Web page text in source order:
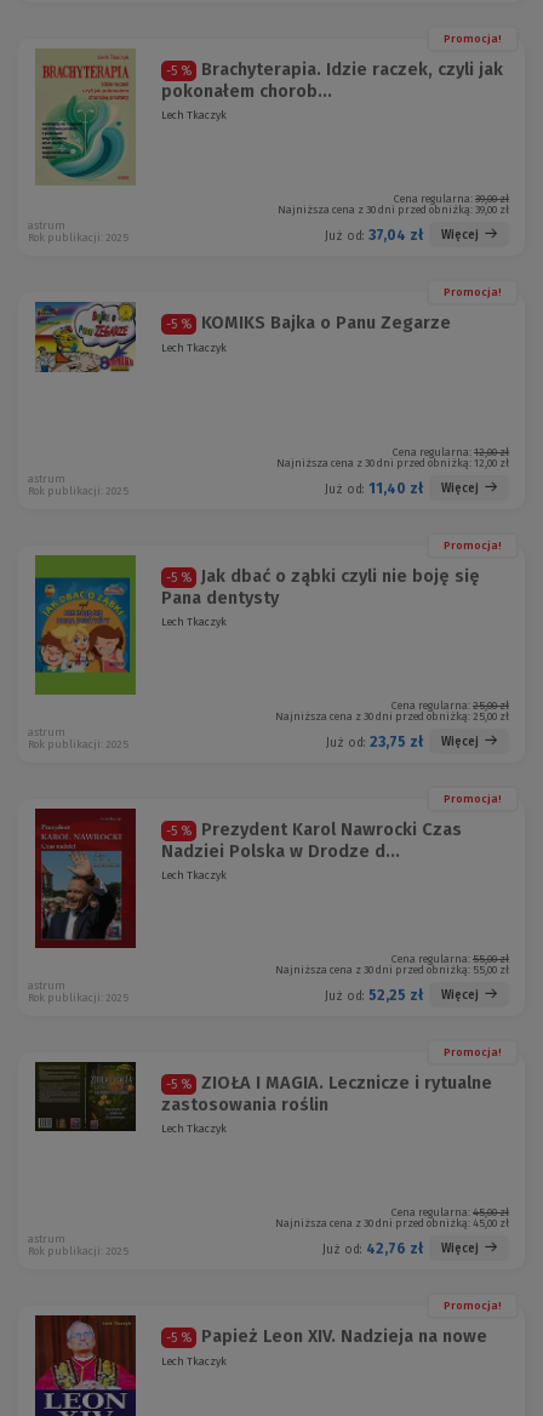
Promocja!
-5 %
Brachyterapia. Idzie raczek, czyli jak
pokonałem chorob...
Lech Tkaczyk
Cena regularna: 39,00 zł
Najniższa cena z 30 dni przed obniżką: 39,00 zł
Już od: 37,04 zł Więcej
astrum
Rok publikacji: 2025
Promocja!
-5 % KOMIKS Bajka o Panu Zegarze
Lech Tkaczyk
Cena regularna: 12,00 zł
Najniższa cena z 30 dni przed obniżką: 12,00 zł
Już od: 11,40 zł Więcej
astrum
Rok publikacji: 2025
Promocja!
-5 %
Jak dbać o ząbki czyli nie boję się
Pana dentysty
Lech Tkaczyk
Cena regularna: 25,00 zł
Najniższa cena z 30 dni przed obniżką: 25,00 zł
Już od: 23,75 zł Więcej
astrum
Rok publikacji: 2025
Promocja!
-5 %
Prezydent Karol Nawrocki Czas
Nadziei Polska w Drodze d...
Lech Tkaczyk
Cena regularna: 55,00 zł
Najniższa cena z 30 dni przed obniżką: 55,00 zł
Już od: 52,25 zł Więcej
astrum
Rok publikacji: 2025
Promocja!
-5 %
ZIOŁA I MAGIA. Lecznicze i rytualne
zastosowania roślin
Lech Tkaczyk
Cena regularna: 45,00 zł
Najniższa cena z 30 dni przed obniżką: 45,00 zł
Już od: 42,76 zł Więcej
astrum
Rok publikacji: 2025
Promocja!
-5 % Papież Leon XIV. Nadzieja na nowe
Lech Tkaczyk